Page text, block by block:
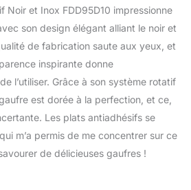
UTILISER : les plaques à
gaufres sont dotées d'un
revêtement antiadhésif
pour un démoulage facile
et un service sans souci
HAUTE PRÉCISION :
thermostat réglable (7
niveaux de cuisson) avec
préchauffage et témoins
de cuisson pour des
résultats parfaits
Noir et Inox FDD95D10 impressionne
son design élégant alliant le noir et
de fabrication saute aux yeux, et
inspirante donne
l’utiliser. Grâce à son système rotatif
est dorée à la perfection, et ce,
Les plats antiadhésifs se
m’a permis de me concentrer sur ce
de délicieuses gaufres !